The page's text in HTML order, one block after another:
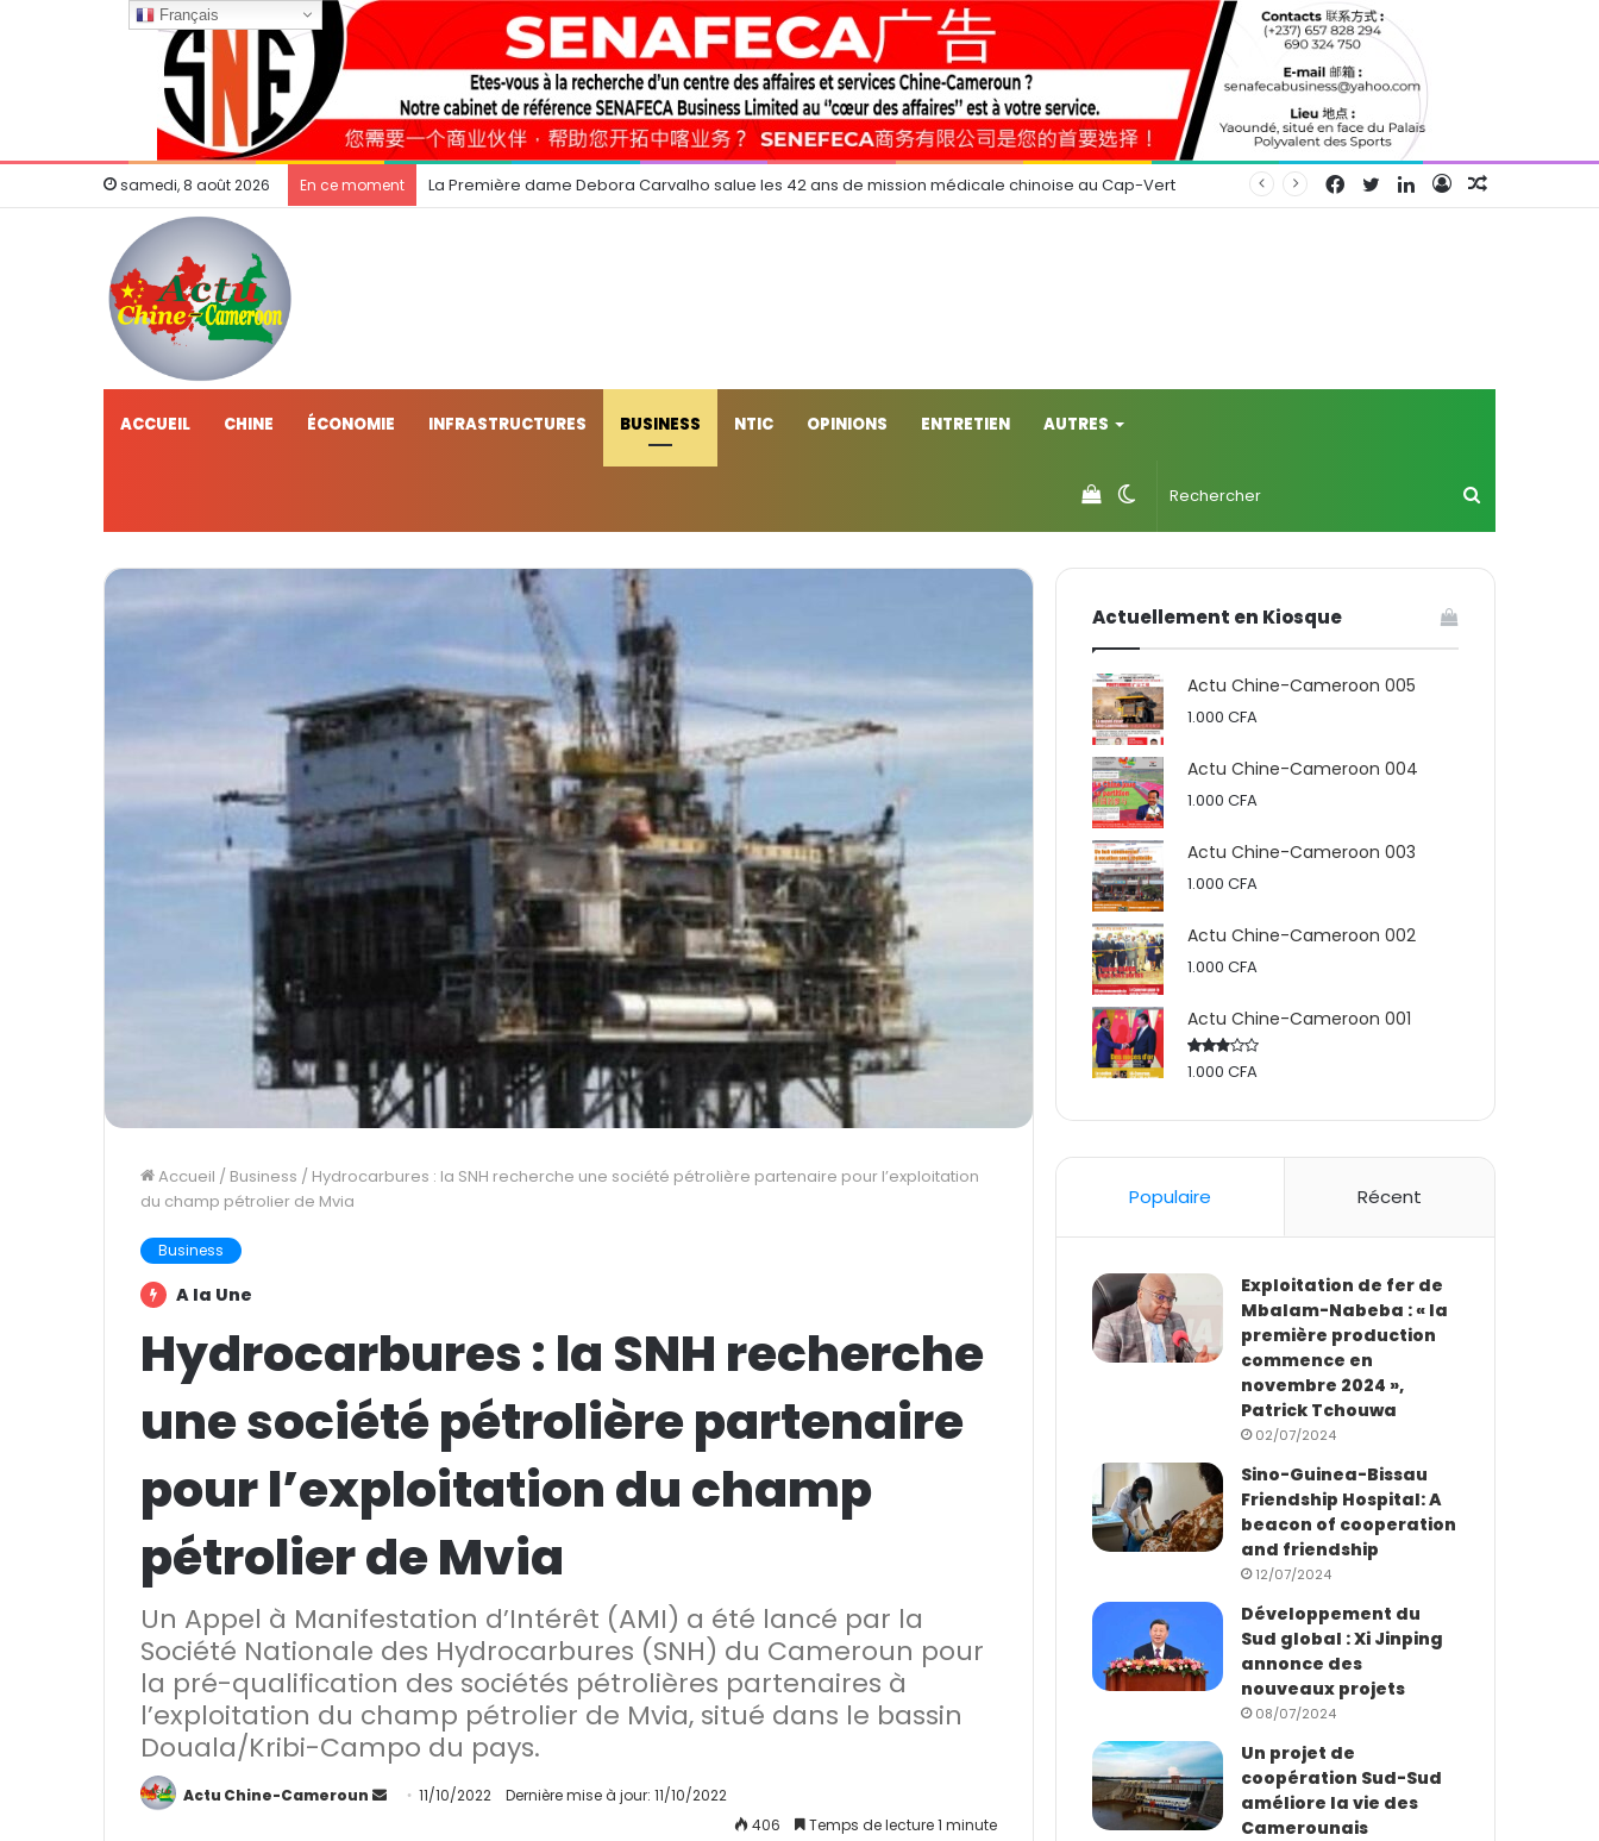
samedi, 8 août 2026 En ce moment La Première dame Debora Carvalho salue les 42 ans de mission médicale chinoise au Cap-Vert Connexion
Linkedin
Twitter
Facebook
ACCUEIL CHINE ÉCONOMIE INFRASTRUCTURES BUSINESS NTIC OPINIONS ENTRETIEN AUTRES
Switch
skin
Voir
votre
Accueil / Business / Hydrocarbures : la SNH recherche une société pétrolière partenaire pour l’exploitation
du champ pétrolier de Mvia
Business
A la Une
Hydrocarbures : la SNH recherche
une société pétrolière partenaire
pour l’exploitation du champ
pétrolier de Mvia
Un Appel à Manifestation d’Intérêt (AMI) a été lancé par la
Société Nationale des Hydrocarbures (SNH) du Cameroun pour
la pré-qualification des sociétés pétrolières partenaires à
l’exploitation du champ pétrolier de Mvia, situé dans le bassin
Douala/Kribi-Campo du pays.
Actu Chine-Cameroun 11/10/2022
Dernière mise à jour: 11/10/2022
406
Temps de lecture 1 minute
Actuellement en Kiosque
Actu Chine-Cameroon 005
1.000CFA
Actu Chine-Cameroon 004
1.000CFA
Actu Chine-Cameroon 003
1.000CFA
Actu Chine-Cameroon 002
1.000CFA
Actu Chine-Cameroon 001
Rated
1.000CFA
Populaire Récent
Exploitation de fer de
Mbalam-Nabeba : « la
première production
commence en
novembre 2024 »,
Patrick Tchouwa
02/07/2024
Sino-Guinea-Bissau
Friendship Hospital: A
beacon of cooperation
and friendship
12/07/2024
Développement du
Sud global : Xi Jinping
annonce des
nouveaux projets
08/07/2024
Un projet de
coopération Sud-Sud
améliore la vie des
Camerounais
Français